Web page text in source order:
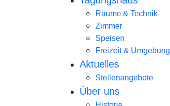
Räume & Technik
Zimmer
Speisen
Freizeit & Umgebung
Aktuelles
Stellenangebote
Über uns